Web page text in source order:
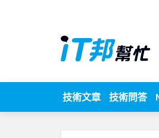
技術文章 技術問答